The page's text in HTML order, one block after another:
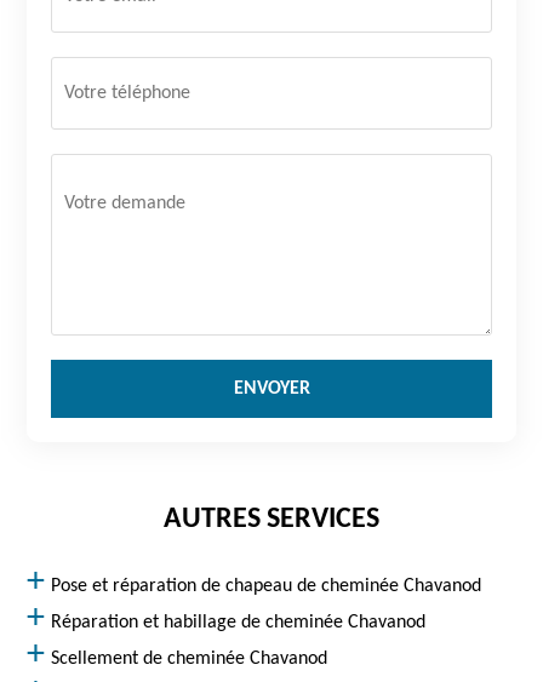
AUTRES SERVICES
Pose et réparation de chapeau de cheminée Chavanod
Réparation et habillage de cheminée Chavanod
Scellement de cheminée Chavanod